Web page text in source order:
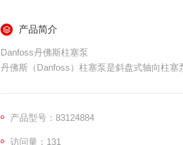
产品简介
Danfoss丹佛斯柱塞泵
丹佛斯（Danfoss）柱塞泵是斜盘式轴向柱
产品型号：83124884
访问量：131